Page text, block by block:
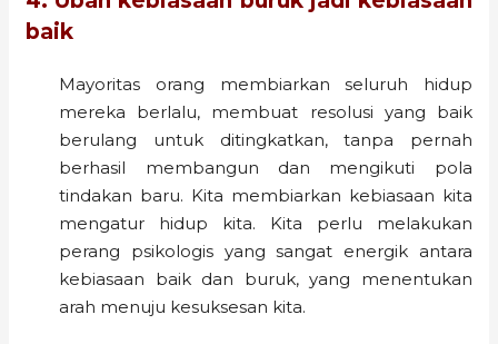
baik
Mayoritas orang membiarkan seluruh hidup
mereka berlalu, membuat resolusi yang baik
berulang untuk ditingkatkan, tanpa pernah
berhasil membangun dan mengikuti pola
tindakan baru. Kita membiarkan kebiasaan kita
mengatur hidup kita. Kita perlu melakukan
perang psikologis yang sangat energik antara
kebiasaan baik dan buruk, yang menentukan
arah menuju kesuksesan kita.